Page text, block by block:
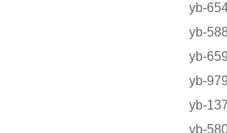
yb-
yb-
yb-
yb-
yb-
yb-